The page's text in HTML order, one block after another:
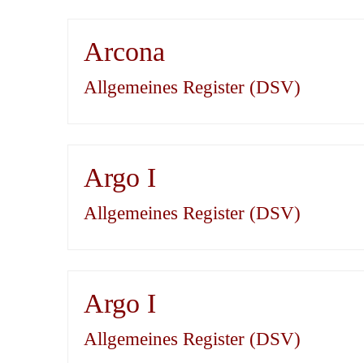
Arcona
Allgemeines Register (DSV)
Argo I
Allgemeines Register (DSV)
Argo I
Allgemeines Register (DSV)